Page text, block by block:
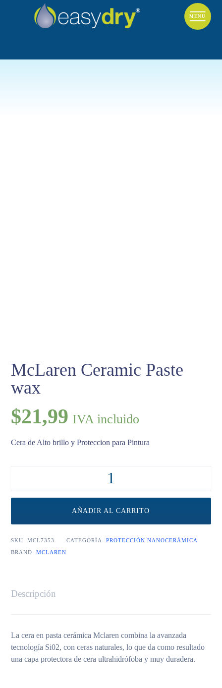
McLaren Ceramic Paste
wax
$21,99 IVA incluido
Cera de Alto brillo y Proteccion para Pintura
cantidad
AÑADIR AL CARRITO
SKU:MCL7353 CATEGORÍA:PROTECCIÓN NANOCERÁMICA
BRAND:MCLAREN
Descripción
La cera en pasta cerámica Mclaren combina la avanzada
tecnología Si02, con ceras naturales, lo que da como resultado
una capa protectora de cera ultrahidrófoba y muy duradera.